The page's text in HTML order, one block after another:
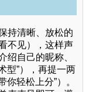
持清晰、放松的
不见），这样声
绍自己的昵称、
型”），再提一两
你轻松上分”）。